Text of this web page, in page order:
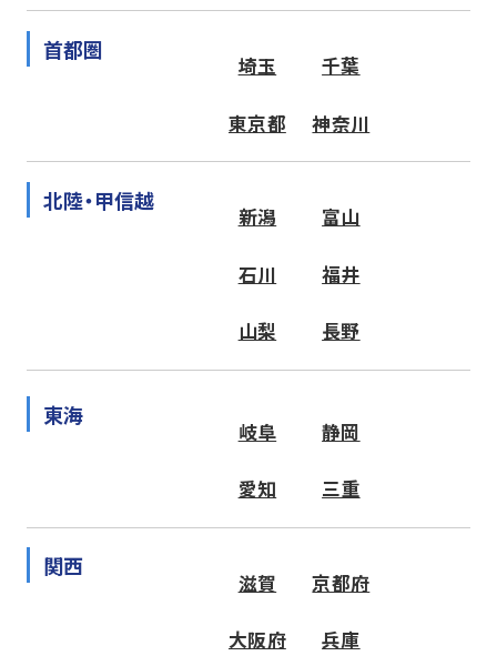
首都圏
埼玉 千葉
東京都 神奈川
北陸・甲信越
新潟 富山
石川 福井
山梨 長野
東海
岐阜 静岡
愛知 三重
関西
滋賀 京都府
大阪府 兵庫